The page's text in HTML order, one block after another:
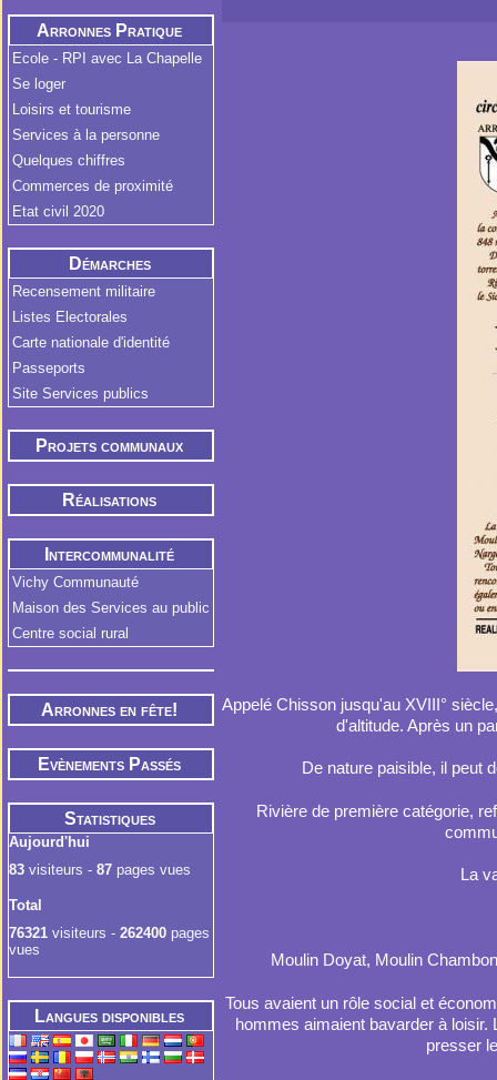
Arronnes Pratique
Ecole - RPI avec La Chapelle
Se loger
Loisirs et tourisme
Services à la personne
Quelques chiffres
Commerces de proximité
Etat civil 2020
Démarches
Administratives
Recensement militaire
Listes Electorales
Carte nationale d'identité
Passeports
Site Services publics
Projets communaux
Réalisations
Intercommunalité
Vichy Communauté
Maison des Services au public
Centre social rural
Arronnes en fête!
Evènements Passés
Statistiques
Aujourd'hui
83 visiteurs - 87 pages vues
Total
76321 visiteurs - 262400 pages
vues
Langues disponibles
Appelé Chisson jusqu'au XVIII°
d'altitude. Après un
De nature paisible, il peut
Rivière de première catégorie,
La
Moulin Doyat, Moulin
Tous avaient un rôle social et
hommes aimaient bavarder à
presser